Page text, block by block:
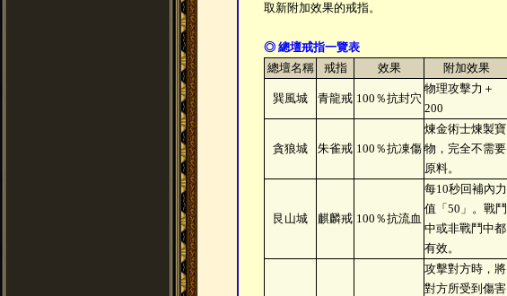
取新附加效果的戒指。
◎ 總壇戒指一覽表
總壇名稱
戒指 效果 附加效果
巽風城 青龍戒 100％抗封穴
物理攻擊力＋
200
貪狼城 朱雀戒 100％抗凍傷
煉金術士煉製寶
物，完全不需要
原料。
艮山城 麒麟戒 100％抗流血
每10秒回補內力
值「50」。戰鬥
中或非戰鬥中都
有效。
攻擊對方時，將
對方所受到傷害